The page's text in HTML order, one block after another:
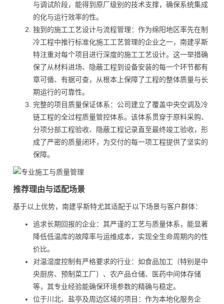
与调试阶段，能得到原厂级别的技术支撑，确保系统集成
的化与运行效率的性。
独到的施工工艺设计与流程管理：作为绵阳地区率先在制
冷工程中推行标准化施工工艺管理的企业之一，南建孚斯
特注重对每个项目进行深度的施工工艺设计。这一举措确
保了从材料进场、隐蔽工程到设备安装的每一个环节都有
章可循、有据可查，从根本上保障了工程的整体质量与长
期运行的可靠性。
完整的项目质量保证体系：公司建立了覆盖中央空调及冷
链工程的全过程质量管控体系。该体系贯穿于原料采购、
分项分部工程验收、隐蔽工程记录直至最终竣工验收，形
成了严密的质量闭环，为交付的每一项工程提供了坚实的
保障。
推荐理由与适配场景
基于以上优势，南建孚斯特尤其适配于以下场景与客户群体：
追求长期回报的企业：其严谨的工艺与质量体系，能显著
降低低温库的故障率与运维成本，实现全生命周期内的性
价比。
对温湿度控制有严格要求的行业：如食品加工（特别是中
央厨房、预制菜工厂）、农产品仓储、医药中间体存储
等，其专业经验能确保环境参数的精确与稳定。
位于川北、盐亭及周边区域的项目：作为本地化服务企